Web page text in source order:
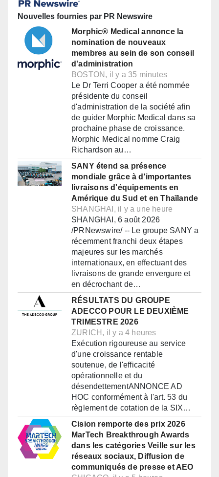
Nouvelles fournies par PR Newswire
Morphic® Medical annonce la
nomination de nouveaux
membres au sein de son conseil
d'administration
BOSTON, il y a 35 minutes
Le Dr Terri Cooper a été nommée
présidente du conseil
d'administration de la société afin
de guider Morphic Medical dans sa
prochaine phase de croissance.
Morphic Medical nomme Craig
Richardson au…
SANY étend sa présence
mondiale grâce à d'importantes
livraisons d'équipements en
Amérique du Sud et en Thaïlande
SHANGHAI, il y a une heure
SHANGHAI, 6 août 2026
/PRNewswire/ -- Le groupe SANY a
récemment franchi deux étapes
majeures sur les marchés
internationaux, en effectuant des
livraisons de grande envergure et
en décrochant de…
RÉSULTATS DU GROUPE
ADECCO POUR LE DEUXIÈME
TRIMESTRE 2026
ZURICH, il y a 4 heures
Exécution rigoureuse au service
d'une croissance rentable
soutenue, de l'efficacité
opérationnelle et du
désendettementANNONCE AD
HOC conformément à l'art. 53 du
règlement de cotation de la SIX…
Cision remporte des prix 2026
MarTech Breakthrough Awards
dans les catégories Veille sur les
réseaux sociaux, Diffusion de
communiqués de presse et AEO